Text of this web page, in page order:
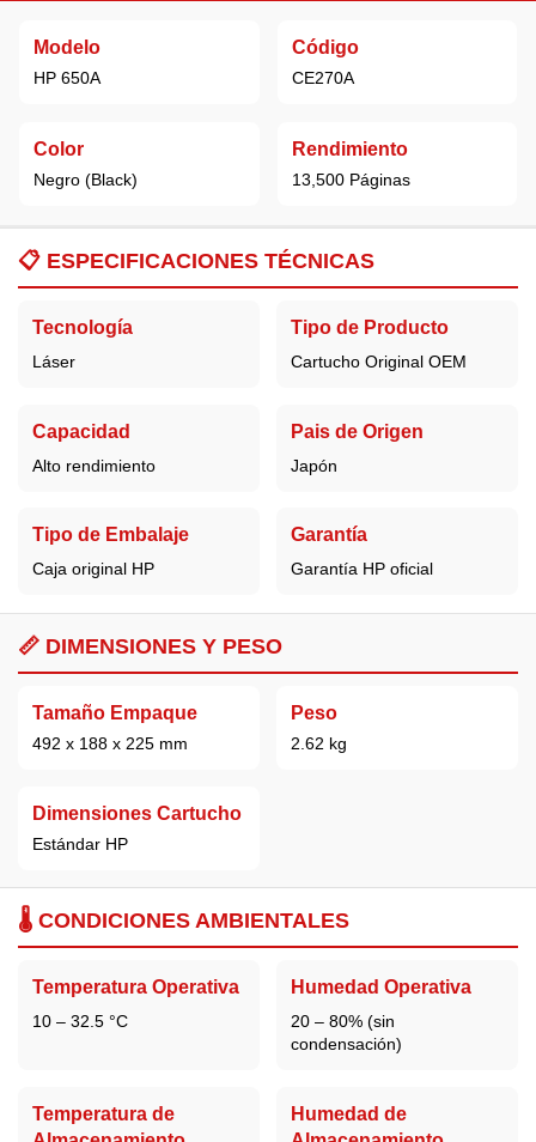
Modelo
HP 650A
Código
CE270A
Color
Negro (Black)
Rendimiento
13,500 Páginas
📋 ESPECIFICACIONES TÉCNICAS
Tecnología
Láser
Tipo de Producto
Cartucho Original OEM
Capacidad
Alto rendimiento
Pais de Origen
Japón
Tipo de Embalaje
Caja original HP
Garantía
Garantía HP oficial
📏 DIMENSIONES Y PESO
Tamaño Empaque
492 x 188 x 225 mm
Peso
2.62 kg
Dimensiones Cartucho
Estándar HP
🌡️ CONDICIONES AMBIENTALES
Temperatura Operativa
10 – 32.5 °C
Humedad Operativa
20 – 80% (sin
condensación)
Temperatura de
Humedad de